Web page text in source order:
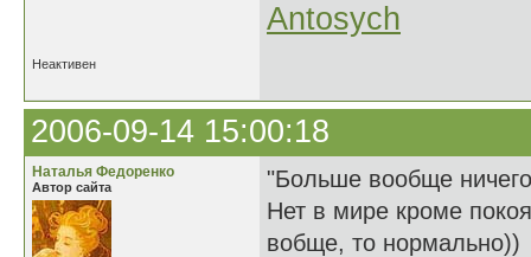
Antosych
Неактивен
2006-09-14 15:00:18
Наталья Федоренко
Автор сайта
"Больше вообще ничего
Нет в мире кроме
вобще, то нормально))